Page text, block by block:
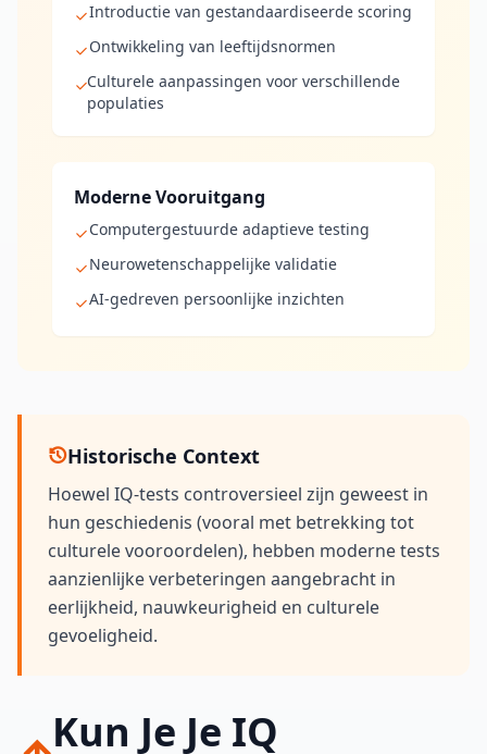
Introductie van gestandaardiseerde scoring
Ontwikkeling van leeftijdsnormen
Culturele aanpassingen voor verschillende
populaties
Moderne Vooruitgang
Computergestuurde adaptieve testing
Neurowetenschappelijke validatie
AI-gedreven persoonlijke inzichten
Historische Context
Hoewel IQ-tests controversieel zijn geweest in
hun geschiedenis (vooral met betrekking tot
culturele vooroordelen), hebben moderne tests
aanzienlijke verbeteringen aangebracht in
eerlijkheid, nauwkeurigheid en culturele
gevoeligheid.
Kun Je Je IQ